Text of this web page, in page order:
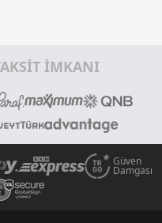
İMKANI
Güven
Damgası